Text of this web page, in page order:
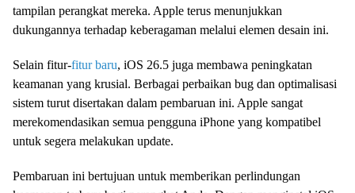
tampilan perangkat mereka. Apple terus menunjukkan
dukungannya terhadap keberagaman melalui elemen desain ini.
Selain fitur-fitur baru, iOS 26.5 juga membawa peningkatan
keamanan yang krusial. Berbagai perbaikan bug dan optimalisasi
sistem turut disertakan dalam pembaruan ini. Apple sangat
merekomendasikan semua pengguna iPhone yang kompatibel
untuk segera melakukan update.
Pembaruan ini bertujuan untuk memberikan perlindungan